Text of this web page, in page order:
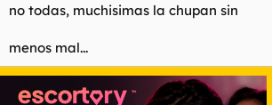
no todas, muchisimas la chupan sin
menos mal...